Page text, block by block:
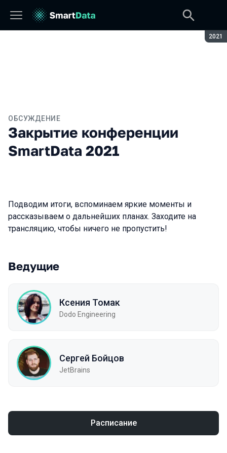
2021
ОБСУЖДЕНИЕ
Закрытие конференции
SmartData 2021
Подводим итоги, вспоминаем яркие моменты и
рассказываем о дальнейших планах. Заходите на
трансляцию, чтобы ничего не пропустить!
Ведущие
Ксения Томак
Dodo Engineering
Сергей Бойцов
JetBrains
Расписание